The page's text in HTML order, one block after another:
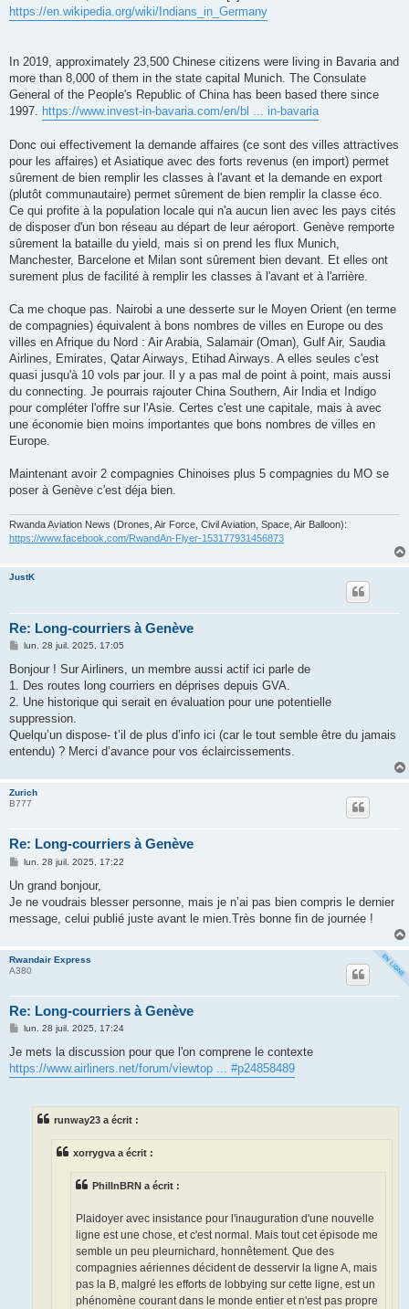
https://en.wikipedia.org/wiki/Indians_in_Germany
In 2019, approximately 23,500 Chinese citizens were living in Bavaria and
more than 8,000 of them in the state capital Munich. The Consulate
General of the People's Republic of China has been based there since
1997.
https://www.invest-in-bavaria.com/en/bl ... in-bavaria
Donc oui effectivement la demande affaires (ce sont des villes attractives
pour les affaires) et Asiatique avec des forts revenus (en import) permet
sûrement de bien remplir les classes à l'avant et la demande en export
(plutôt communautaire) permet sûrement de bien remplir la classe éco.
Ce qui profite à la population locale qui n'a aucun lien avec les pays cités
de disposer d'un bon réseau au départ de leur aéroport. Genève remporte
sûrement la bataille du yield, mais si on prend les flux Munich,
Manchester, Barcelone et Milan sont sûrement bien devant. Et elles ont
surement plus de facilité à remplir les classes à l'avant et à l'arrière.
Ca me choque pas. Nairobi a une desserte sur le Moyen Orient (en terme
de compagnies) équivalent à bons nombres de villes en Europe ou des
villes en Afrique du Nord : Air Arabia, Salamair (Oman), Gulf Air, Saudia
Airlines, Emirates, Qatar Airways, Etihad Airways. A elles seules c'est
quasi jusqu'à 10 vols par jour. Il y a pas mal de point à point, mais aussi
du connecting. Je pourrais rajouter China Southern, Air India et Indigo
pour compléter l'offre sur l'Asie. Certes c'est une capitale, mais à avec
une économie bien moins importantes que bons nombres de villes en
Europe.
Maintenant avoir 2 compagnies Chinoises plus 5 compagnies du MO se
poser à Genève c'est déja bien.
Rwanda Aviation News (Drones, Air Force, Civil Aviation, Space, Air Balloon):
https://www.facebook.com/RwandAn-Flyer-153177931456873
JustK
Re: Long-courriers à Genève
M
s
a
g
lun. 28 juil. 2025, 17:05
Bonjour ! Sur Airliners, un membre aussi actif ici parle de
1. Des routes long courriers en déprises depuis GVA.
2. Une historique qui serait en évaluation pour une potentielle
suppression.
Quelqu’un dispose- t’il de plus d’info ici (car le tout semble être du jamais
entendu) ? Merci d’avance pour vos éclaircissements.
Zurich
B777
Re: Long-courriers à Genève
M
s
a
g
lun. 28 juil. 2025, 17:22
Un grand bonjour,
Je ne voudrais blesser personne, mais je n’ai pas bien compris le dernier
message, celui publié juste avant le mien.Très bonne fin de journée !
Rwandair Express
A380
Re: Long-courriers à Genève
M
s
a
lun. 28 juil. 2025, 17:24
Je mets la discussion pour que l'on comprene le contexte
https://www.airliners.net/forum/viewtop ... #p24858489
runway23 a écrit :
xorrygva a écrit :
PhilInBRN a écrit :
Plaidoyer avec insistance pour l'inauguration d'une nouvelle
ligne est une chose, et c'est normal. Mais tout cet épisode me
semble un peu pleurnichard, honnêtement. Que des
compagnies aériennes décident de desservir la ligne A, mais
pas la B, malgré les efforts de lobbying sur cette ligne, est un
phénomène courant dans le monde entier et n'est pas propre